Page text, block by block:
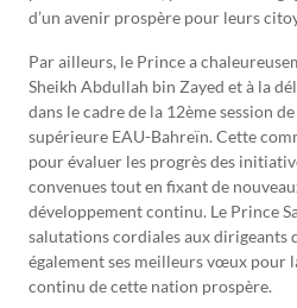
d’un avenir prospère pour leurs
Par ailleurs, le Prince a
Sheikh Abdullah bin Zayed et à la
dans le cadre de la 12ème session
supérieure EAU-Bahreïn. Cette
pour évaluer les progrès des
convenues tout en fixant de
développement continu. Le Prince
salutations cordiales aux dirigeants
également ses meilleurs vœux pour
continu de cette nation prospère.